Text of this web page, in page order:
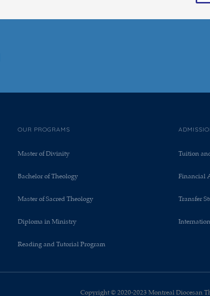
OUR PROGRAMS
Master of Divinity
Bachelor of Theology
Master of Sacred Theology
Diploma in Ministry
Reading and Tutorial Program
Tuition
Financial
Transfer
Copyright © 2020-2023 Montreal Diocesan